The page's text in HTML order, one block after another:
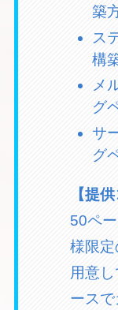
築
ス
構
メ
グ
サ
グ
【提
50ペ
様限
用意
ースで